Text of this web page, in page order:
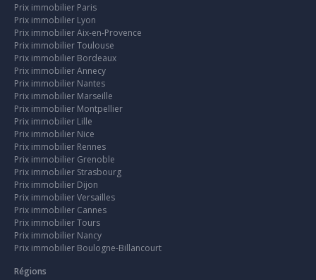
Prix immobilier Paris
Prix immobilier Lyon
Prix immobilier Aix-en-Provence
Prix immobilier Toulouse
Prix immobilier Bordeaux
Prix immobilier Annecy
Prix immobilier Nantes
Prix immobilier Marseille
Prix immobilier Montpellier
Prix immobilier Lille
Prix immobilier Nice
Prix immobilier Rennes
Prix immobilier Grenoble
Prix immobilier Strasbourg
Prix immobilier Dijon
Prix immobilier Versailles
Prix immobilier Cannes
Prix immobilier Tours
Prix immobilier Nancy
Prix immobilier Boulogne-Billancourt
Régions